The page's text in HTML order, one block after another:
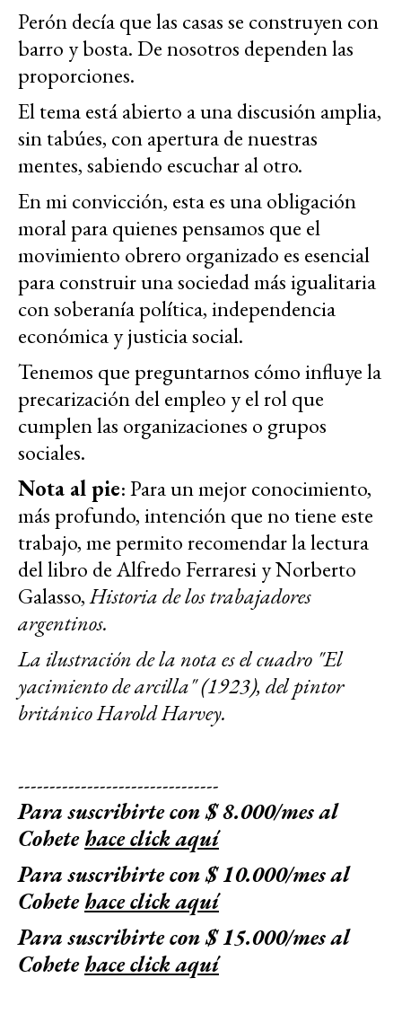
Perón decía que las casas se construyen con
barro y bosta. De nosotros dependen las
proporciones.
El tema está abierto a una discusión amplia,
sin tabúes, con apertura de nuestras
mentes, sabiendo escuchar al otro.
En mi convicción, esta es una obligación
moral para quienes pensamos que el
movimiento obrero organizado es esencial
para construir una sociedad más igualitaria
con soberanía política, independencia
económica y justicia social.
Tenemos que preguntarnos cómo influye la
precarización del empleo y el rol que
cumplen las organizaciones o grupos
sociales.
Nota al pie: Para un mejor conocimiento,
más profundo, intención que no tiene este
trabajo, me permito recomendar la lectura
del libro de Alfredo Ferraresi y Norberto
Galasso,Historia de los trabajadores
argentinos.
La ilustración de la nota es el cuadro "El
yacimiento de arcilla" (1923), del pintor
británico Harold Harvey.
--------------------------------
Para suscribirte con $ 8.000/mes al
Cohetehace click aquí
Para suscribirte con $ 10.000/mes al
Cohetehace click aquí
Para suscribirte con $ 15.000/mes al
Cohetehace click aquí